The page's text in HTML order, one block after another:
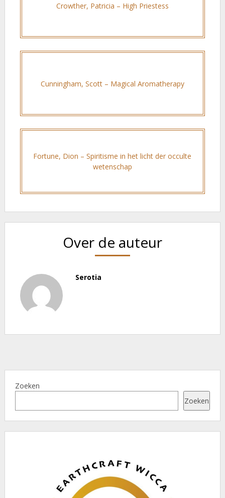
Crowther, Patricia – High Priestess
Cunningham, Scott – Magical Aromatherapy
Fortune, Dion – Spiritisme in het licht der occulte
wetenschap
Over de auteur
Serotia
Zoeken
Zoeken